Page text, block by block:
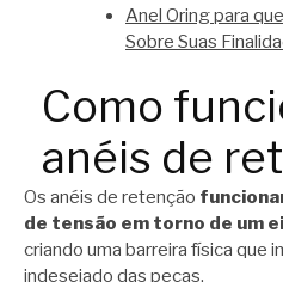
Anel Oring para
Sobre Suas
Como
anéis de
Os anéis de retenção
de tensão em torno de um
criando uma barreira física que
indesejado das peças.